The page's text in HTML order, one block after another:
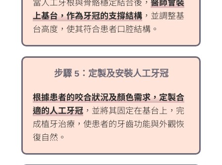
上基台，作為牙冠的支撐結構 ，並調整基
台高度，使其符合患者口腔結構。
步驟 5：定製及安裝人工牙冠
根據患者的咬合狀況及顏色需求，定製合
適的人工牙冠 ，並將其固定在基台上，完
成植牙治療，使患者的牙齒功能與外觀恢
復自然。